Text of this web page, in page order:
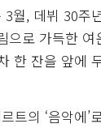
월, 데뷔 30
으로 가득한
한 잔을 앞에
트의 ‘음악에’